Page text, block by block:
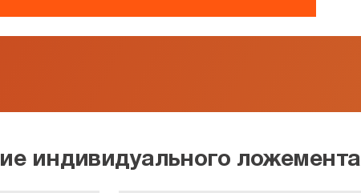
индивидуального ложемента